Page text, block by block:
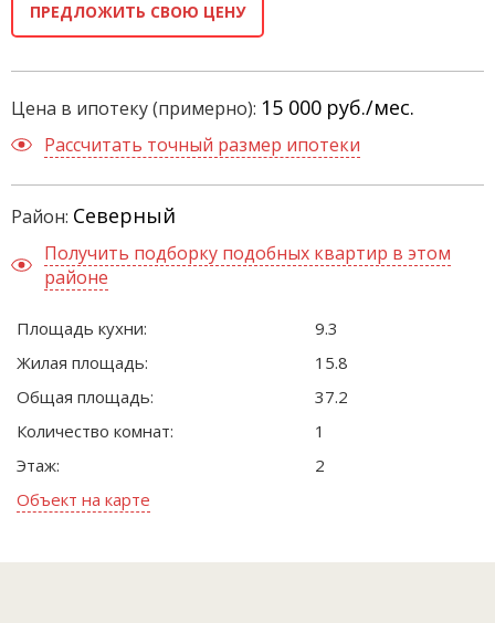
ПРЕДЛОЖИТЬ СВОЮ ЦЕНУ
Цена в ипотеку (примерно): 15 000 руб./мес.
Рассчитать точный размер ипотеки
Район: Северный
Получить подборку подобных квартир в этом
районе
Площадь кухни:
9.3
Жилая площадь:
15.8
Общая площадь:
37.2
Количество комнат:
1
Этаж:
2
Объект на карте